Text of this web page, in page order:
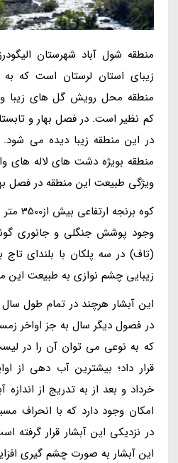
منطقه شول آباد شهرستان
زیبای استان لرستان است که
منطقه محل رویش گل های زیبا
کم نظیر است. در فصل بهار و
در این منطقه زیبا دیده می
منطقه بویژه دشت های لاله های
ویژگی طبیعت این منطقه در فصل
کوه
وجود پوشش جنگلی و جانوری
(تاف) در سه پلکان با بلندای تاج
زیبایی چشم نوازی به طبیعت
این آبشار هرچند در تمام طول
در فصول دیگر سال به جز اواخر
که به نوعی می توان آن را در
قرار داد؛ بیشترین آب دهی از
خرداد و بعد از به تدریج از
امکان وجود دارد که با انحراف
در نزدیکی این آبشار قرار گرفته
این آبشار به صورت چشم گیری